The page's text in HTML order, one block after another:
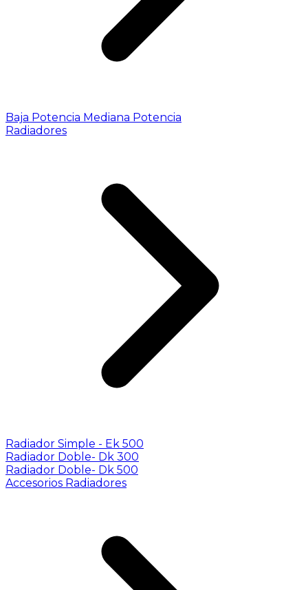
Baja Potencia Mediana Potencia
Radiadores
Radiador Simple - Ek 500
Radiador Doble- Dk 300
Radiador Doble- Dk 500
Accesorios Radiadores